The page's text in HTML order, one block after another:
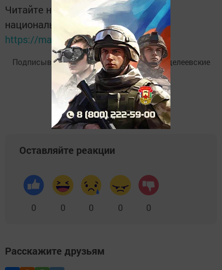
Читайте новости Татарстана в
национальном мессенджере MАХ:
https://max.ru/tatmedia
Подписывайтесь наTelegram-канал«Менделеевские
новости»
Оставляйте реакции
0 0 0 0 0
Расскажите друзьям